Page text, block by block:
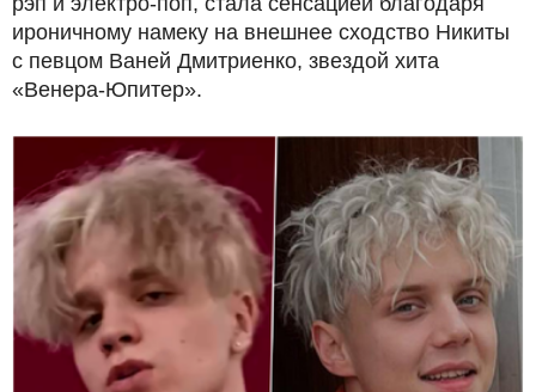
ироничному намеку на внешнее сходство Никиты
с певцом Ваней Дмитриенко, звездой хита
«Венера-Юпитер».